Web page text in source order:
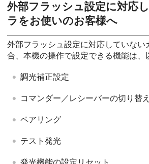
外部フラッシュ設定に対応
ラをお使いのお客様へ
外部フラッシュ設定に対応していない
合、本機の操作で設定できる機能は、
調光補正設定
コマンダー／レシーバーの切り替え
ペアリング
テスト発光
発光機能の設定リセット